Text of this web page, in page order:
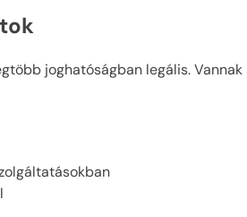
joghatóságban legális.